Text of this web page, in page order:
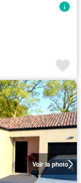
Voir la photo